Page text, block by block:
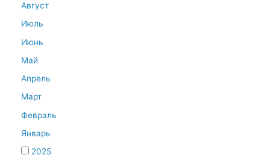
Август
Июль
Июнь
Май
Апрель
Март
Февраль
Январь
2025